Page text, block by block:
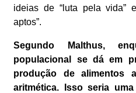
ideias de “luta pela vida”
aptos”.
Segundo Malthus,
populacional se dá em
produção de alimentos
aritmética. Isso seria